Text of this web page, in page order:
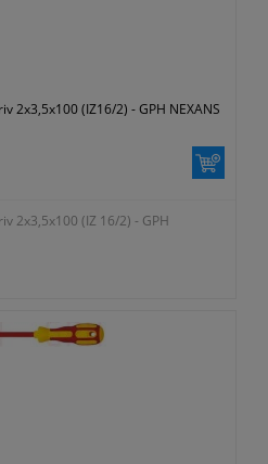
2x3,5x100 (IZ16/2) - GPH NEXANS
2x3,5x100 (IZ 16/2) - GPH